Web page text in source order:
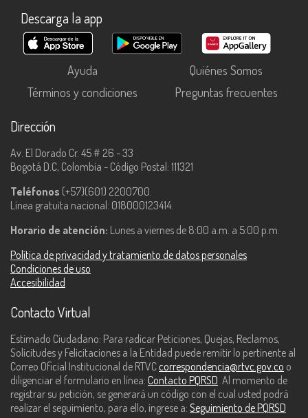
Descarga la app
Ayuda
Quiénes Somos
Términos y condiciones
Preguntas frecuentes
Dirección
Av. El Dorado Cr. 45 # 26 - 33
Bogotá D.C, Colombia - Código Postal: 111321
Teléfonos (+57)(601) 2200700.
Línea gratuita nacional: 018000123414.
Horario de atención: Lunes a viernes de 8:00 a.m. a 5:00 p.m.
Política de privacidad y tratamiento de datos personales
Condiciones de uso
Accesibilidad
Contacto Virtual
Estimado Ciudadano: Para radicar Peticiones, Quejas, Reclamos,
Solicitudes y Felicitaciones a la Entidad puede remitir lo pertinente al
Correo Oficial Institucional de RTVC correspondencia@rtvc.gov.co o
diligenciar el formulario en línea: Contacto PQRSD. Al momento de
registrar su petición, se generará un código con el cual usted podrá
realizar el seguimiento, para ello, ingrese a: Seguimiento de PQRSD